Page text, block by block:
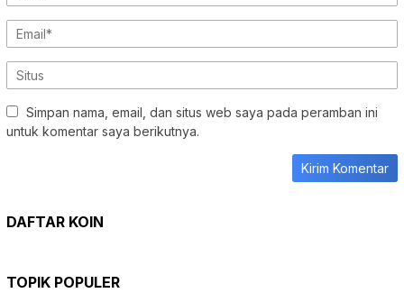
Simpan nama, email, dan situs web saya pada peramban ini
untuk komentar saya berikutnya.
DAFTAR KOIN
TOPIK POPULER